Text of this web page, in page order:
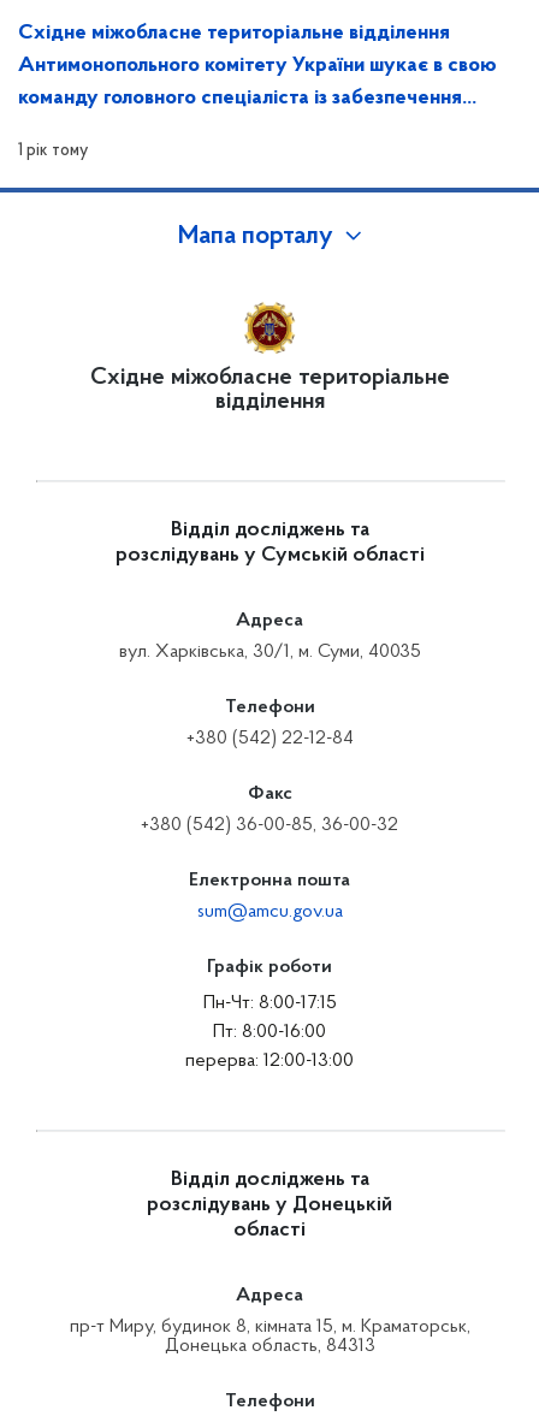
Східне міжобласне територіальне відділення
Антимонопольного комітету України шукає в свою
команду головного спеціаліста із забезпечення
1 рік тому
Мапа порталу
Східне міжобласне територіальне
відділення
Відділ досліджень та
розслідувань у Сумській області
Адреса
вул. Харківська, 30/1, м. Суми, 40035
Телефони
+380 (542) 22-12-84
Факс
+380 (542) 36-00-85, 36-00-32
Електронна пошта
sum@amcu.gov.ua
Графік роботи
Пн-Чт: 8:00-17:15
Пт: 8:00-16:00
перерва: 12:00-13:00
Відділ досліджень та
розслідувань у Донецькій
області
Адреса
пр-т Миру, будинок 8, кімната 15, м. Краматорськ,
Донецька область, 84313
Телефони